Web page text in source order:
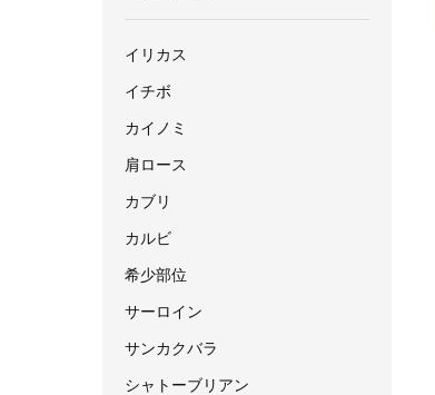
イリカス
イチボ
カイノミ
肩ロース
カブリ
カルビ
希少部位
サーロイン
サンカクバラ
シャトーブリアン